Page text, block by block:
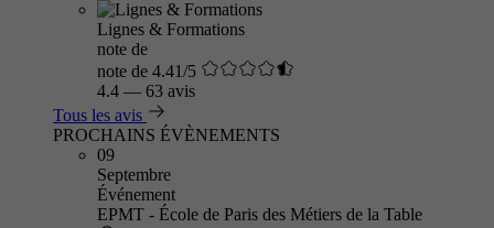
Lignes & Formations
note de
note de 4.41/5
4.4 — 63 avis
Tous les avis
PROCHAINS ÉVÈNEMENTS
09
Septembre
Événement
EPMT - École de Paris des Métiers de la Table